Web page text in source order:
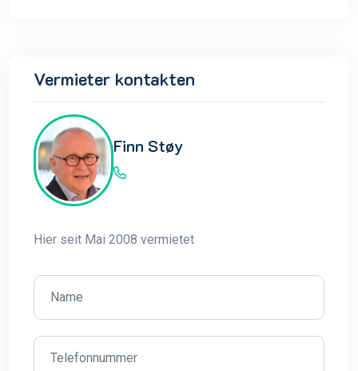
Vermieter kontakten
Finn Støy
Hier seit Mai 2008 vermietet